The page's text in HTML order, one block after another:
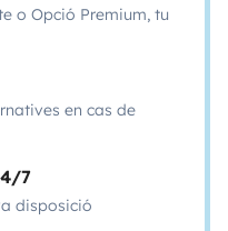
o Opció Premium, tu
en cas de
7
disposició